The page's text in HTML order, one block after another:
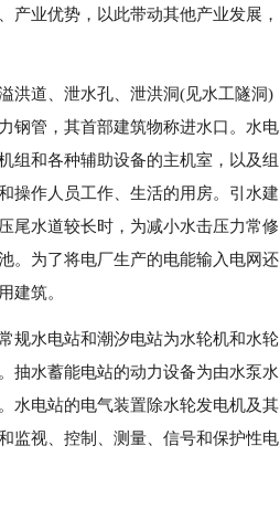
产业优势，以此带动其他产业发展，
洪道、泄水孔、泄洪洞(见水工隧洞)
钢管，其首部建筑物称进水口。水电
组和各种辅助设备的主机室，以及组
操作人员工作、生活的用房。引水建
尾水道较长时，为减小水击压力常修
。为了将电厂生产的电能输入电网还
建筑。
规水电站和潮汐电站为水轮机和水轮
抽水蓄能电站的动力设备为由水泵水
水电站的电气装置除水轮发电机及其
监视、控制、测量、信号和保护性电